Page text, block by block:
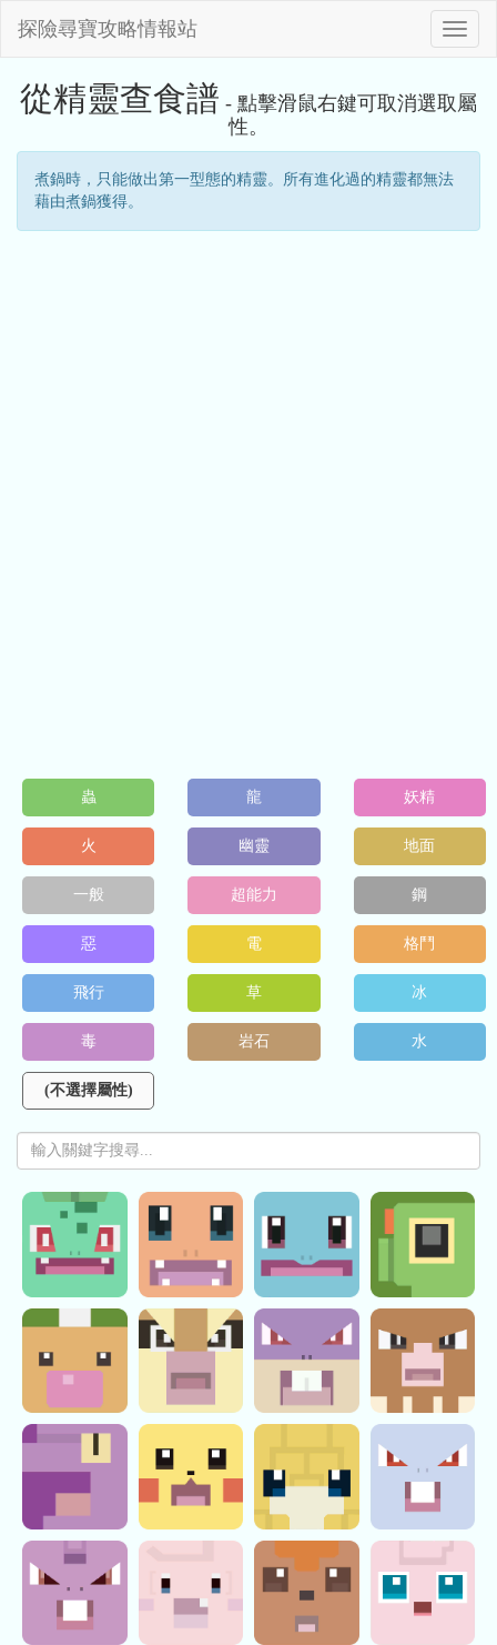
Toggle
探險尋寶攻略情報站
從精靈查食譜 - 點擊滑鼠右鍵可取消選取屬
性。
煮鍋時，只能做出第一型態的精靈。所有進化過的精靈都無法
藉由煮鍋獲得。
蟲 龍 妖精
火 幽靈 地面
一般 超能力 鋼
惡 電 格鬥
飛行 草 冰
毒 岩石 水
(不選擇屬性)